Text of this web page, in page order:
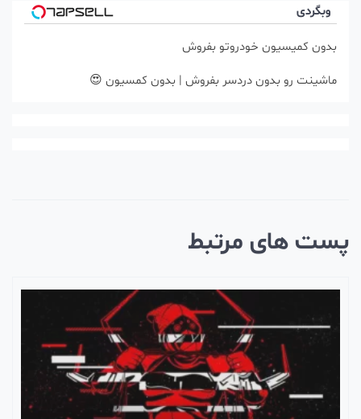
وبگردی
بدون کمیسیون خودروتو بفروش
ماشینت رو بدون دردسر بفروش | بدون کمسیون 😍
های مرتبط